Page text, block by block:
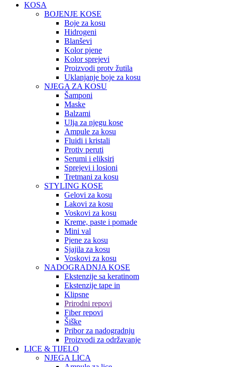
KOSA
BOJENJE KOSE
Boje za kosu
Hidrogeni
Blanševi
Kolor pjene
Kolor sprejevi
Proizvodi protv žutila
Uklanjanje boje za kosu
NJEGA ZA KOSU
Šamponi
Maske
Balzami
Ulja za njegu kose
Ampule za kosu
Fluidi i kristali
Protiv peruti
Serumi i eliksiri
Sprejevi i losioni
Tretmani za kosu
STYLING KOSE
Gelovi za kosu
Lakovi za kosu
Voskovi za kosu
Kreme, paste i pomade
Mini val
Pjene za kosu
Sjajila za kosu
Voskovi za kosu
NADOGRADNJA KOSE
Ekstenzije sa keratinom
Ekstenzije tape in
Klipsne
Prirodni repovi
Fiber repovi
Šiške
Pribor za nadogradnju
Proizvodi za održavanje
LICE & TIJELO
NJEGA LICA